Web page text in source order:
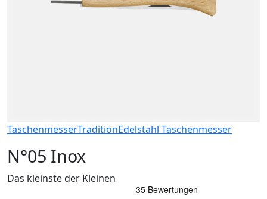
TaschenmesserTraditionEdelstahl Taschenmesser
N°05 Inox
Das kleinste der Kleinen